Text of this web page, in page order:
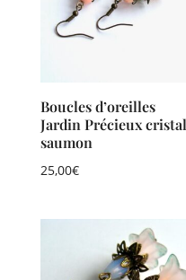
Boucles d’oreilles
Jardin Précieux cristal
saumon
25,00€